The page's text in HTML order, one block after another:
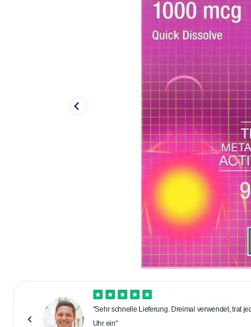
"Sehr schnelle Lieferung. Dreimal verwendet, trat
Uhr ein"